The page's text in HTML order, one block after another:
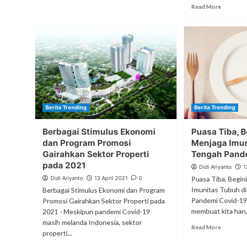
Read More
Berita Trending
Berbagai Stimulus Ekonomi
dan Program Promosi
Gairahkan Sektor Properti
pada 2021
Didi Ariyanto 13 April 2021 0
Berbagai Stimulus Ekonomi dan Program
Promosi Gairahkan Sektor Properti pada
2021 - Meskipun pandemi Covid-19
masih melanda Indonesia, sektor
properti...
Berita Trending
Puasa Tiba,
Menjaga
Tengah
Didi Ariyanto
Puasa Tiba,
Imunitas Tubuh
Pandemi Covid-
membuat kita
Read More